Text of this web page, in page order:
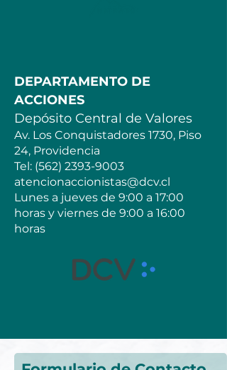
DEPARTAMENTO DE
ACCIONES
Depósito Central de Valores
Av. Los Conquistadores 1730, Piso
24, Providencia
Tel: (562) 2393-9003
atencionaccionistas@dcv.cl
Lunes a jueves de 9:00 a 17:00
horas y viernes de 9:00 a 16:00
horas